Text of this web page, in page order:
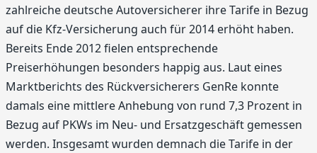
zahlreiche deutsche Autoversicherer ihre Tarife in Bezug
auf die Kfz-Versicherung auch für 2014 erhöht haben.
Bereits Ende 2012 fielen entsprechende
Preiserhöhungen besonders happig aus. Laut eines
Marktberichts des Rückversicherers GenRe konnte
damals eine mittlere Anhebung von rund 7,3 Prozent in
Bezug auf PKWs im Neu- und Ersatzgeschäft gemessen
werden. Insgesamt wurden demnach die Tarife in der